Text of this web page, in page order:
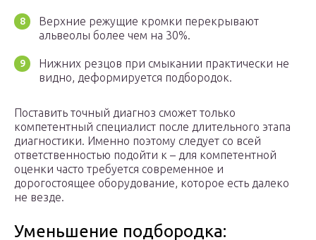
Верхние режущие кромки перекрывают
альвеолы более чем на 30%.
Нижних резцов при смыкании практически не
видно, деформируется подбородок.
Поставить точный диагноз сможет только
компетентный специалист после длительного этапа
диагностики. Именно поэтому следует со всей
ответственностью подойти к – для компетентной
оценки часто требуется современное и
дорогостоящее оборудование, которое есть далеко
не везде.
Уменьшение подбородка: